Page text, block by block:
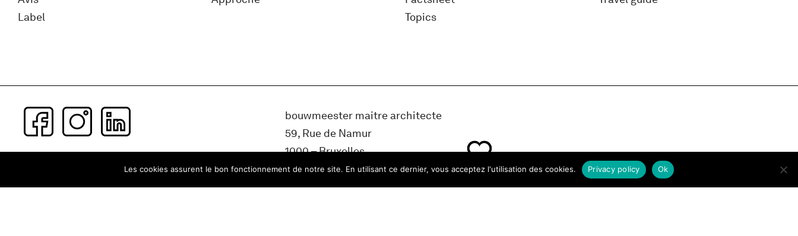
Label
Topics
Subscribe to our newsletter
bouwmeester maitre architecte
59, Rue de Namur
1000 – Bruxelles
Belgique
Les cookies assurent le bon fonctionnement de notre site. En utilisant ce dernier, vous acceptez l'utilisation des cookies. Ok
Privacy policy